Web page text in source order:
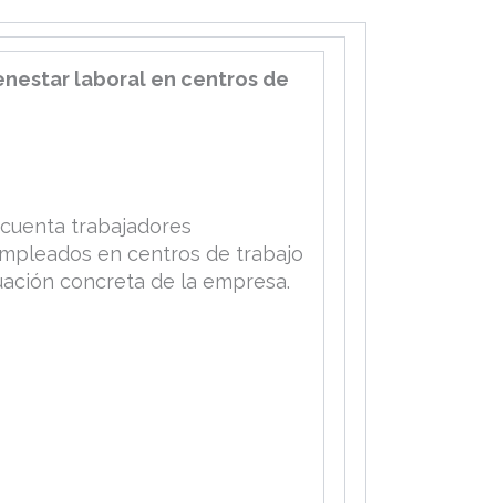
laboral en centros de
trabajadores
en centros de trabajo
concreta de la empresa.